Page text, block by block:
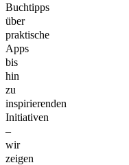
Buchtipps
über
praktische
Apps
bis
hin
zu
inspirierenden
Initiativen
–
wir
zeigen